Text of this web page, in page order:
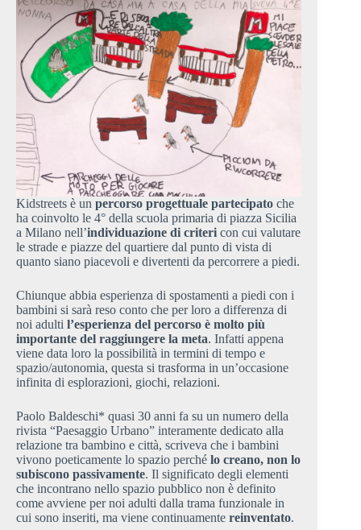
Kidstreets è un percorso progettuale partecipato che
ha coinvolto le 4° della scuola primaria di piazza Sicilia
a Milano nell’individuazione di criteri con cui valutare
le strade e piazze del quartiere dal punto di vista di
quanto siano piacevoli e divertenti da percorrere a piedi.
Chiunque abbia esperienza di spostamenti a piedi con i
bambini si sarà reso conto che per loro a differenza di
noi adulti l’esperienza del percorso è molto più
importante del raggiungere la meta. Infatti appena
viene data loro la possibilità in termini di tempo e
spazio/autonomia, questa si trasforma in un’occasione
infinita di esplorazioni, giochi, relazioni.
Paolo Baldeschi* quasi 30 anni fa su un numero della
rivista “Paesaggio Urbano” interamente dedicato alla
relazione tra bambino e città, scriveva che i bambini
vivono poeticamente lo spazio perché lo creano, non lo
subiscono passivamente. Il significato degli elementi
che incontrano nello spazio pubblico non è definito
come avviene per noi adulti dalla trama funzionale in
cui sono inseriti, ma viene continuamente reinventato.